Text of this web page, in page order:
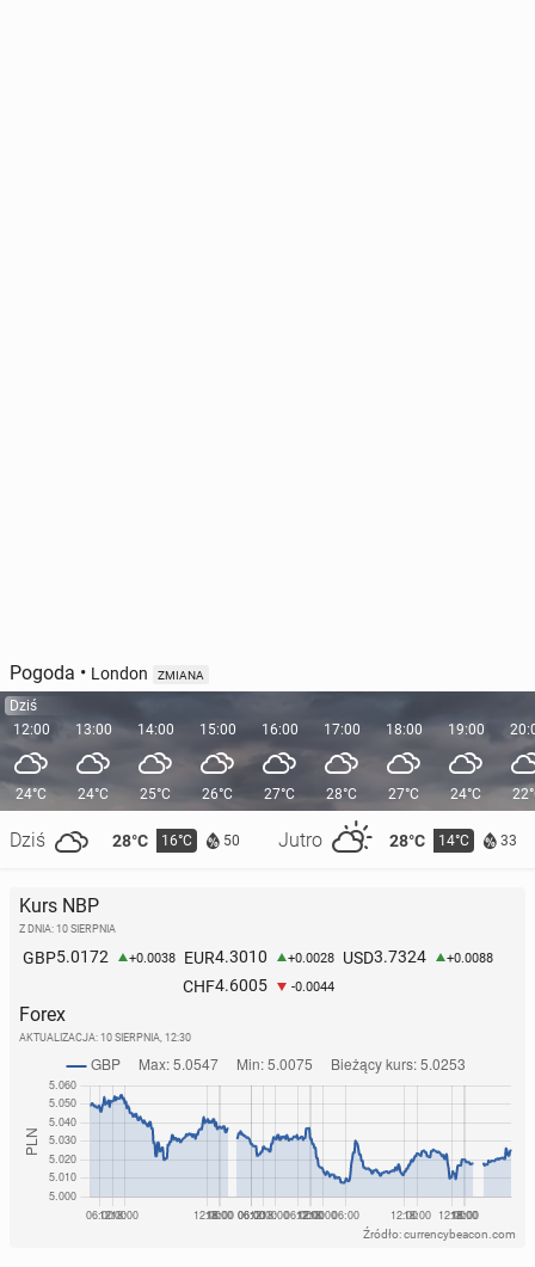
Pogoda • London ZMIANA
Dziś
12:00
24°C
Dziś 28°C 16°C 50 Jutro 28°C 14°C 33
13:00
24°C
14:00
25°C
15:00
26°C
16:00
27°C
17:00
28°C
18:00
27°C
19:00
24°C
Kurs NBP
Z DNIA: 10 SIERPNIA
GBP5.0172 +0.0038 EUR4.3010 +0.0028 USD3.7324 +0.0088
CHF4.6005 -0.0044
Forex
AKTUALIZACJA: 10 SIERPNIA, 12:30
Źródło: currencybeacon.com